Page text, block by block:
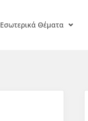
Εσωτερικά Θέματα